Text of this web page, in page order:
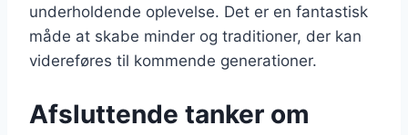
underholdende oplevelse. Det er en fantastisk
måde at skabe minder og traditioner, der kan
videreføres til kommende generationer.
Afsluttende tanker om